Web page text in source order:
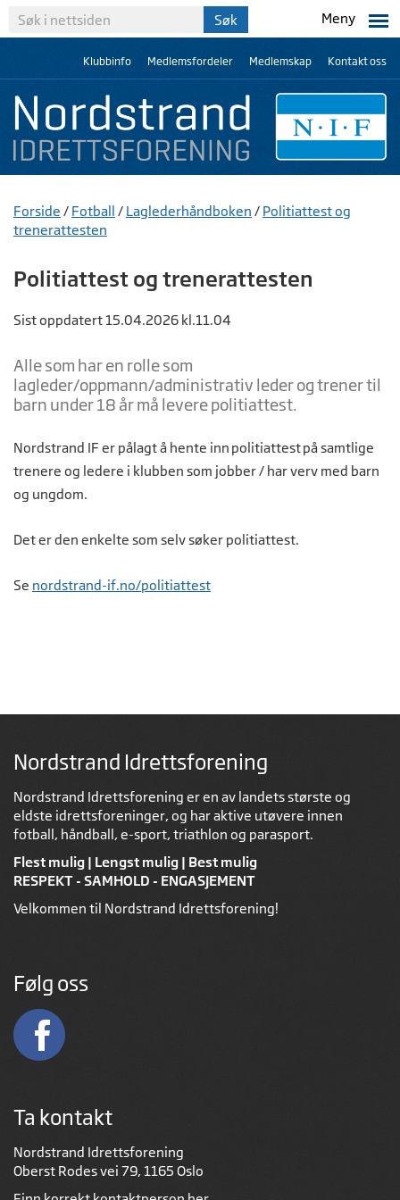
Meny
Klubbinfo Medlemsfordeler Medlemskap Kontakt oss
Forside / Fotball / Laglederhåndboken / Politiattest og
trenerattesten
Politiattest og trenerattesten
Sist oppdatert 15.04.2026 kl.11.04
Alle som har en rolle som
lagleder/oppmann/administrativ leder og trener til
barn under 18 år må levere politiattest.
Nordstrand IF er pålagt å hente inn politiattest på samtlige
trenere og ledere i klubben som jobber / har verv med barn
og ungdom.
Det er den enkelte som selv søker politiattest.
Se nordstrand-if.no/politiattest
Nordstrand Idrettsforening
Nordstrand Idrettsforening er en av landets største og
eldste idrettsforeninger, og har aktive utøvere innen
fotball, håndball, e-sport, triathlon og parasport.
Flest mulig | Lengst mulig | Best mulig
RESPEKT - SAMHOLD - ENGASJEMENT
Velkommen til Nordstrand Idrettsforening!
Følg oss
Ta kontakt
Nordstrand Idrettsforening
Oberst Rodes vei 79, 1165 Oslo